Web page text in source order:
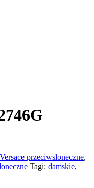
Versace przeciwsłoneczne,
Tagi: damskie,